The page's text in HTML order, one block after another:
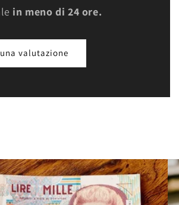
in meno di 24 ore.
valutazione